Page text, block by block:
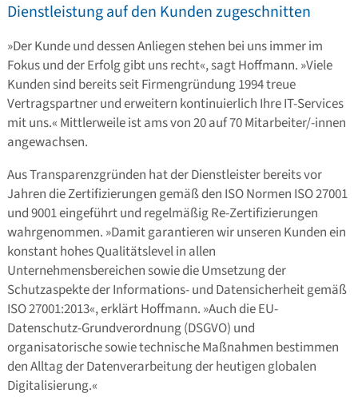
Dienstleistung auf den Kunden zugeschnitten
»Der Kunde und dessen Anliegen stehen bei uns immer im
Fokus und der Erfolg gibt uns recht«, sagt Hoffmann. »Viele
Kunden sind bereits seit Firmengründung 1994 treue
Vertragspartner und erweitern kontinuierlich Ihre IT-Services
mit uns.« Mittlerweile ist ams von 20 auf 70 Mitarbeiter/-innen
angewachsen.
Aus Transparenzgründen hat der Dienstleister bereits vor
Jahren die Zertifizierungen gemäß den ISO Normen ISO 27001
und 9001 eingeführt und regelmäßig Re-Zertifizierungen
wahrgenommen. »Damit garantieren wir unseren Kunden ein
konstant hohes Qualitätslevel in allen
Unternehmensbereichen sowie die Umsetzung der
Schutzaspekte der Informations- und Datensicherheit gemäß
ISO 27001:2013«, erklärt Hoffmann. »Auch die EU-
Datenschutz-Grundverordnung (DSGVO) und
organisatorische sowie technische Maßnahmen bestimmen
den Alltag der Datenverarbeitung der heutigen globalen
Digitalisierung.«